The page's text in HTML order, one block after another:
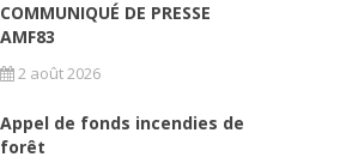
COMMUNIQUÉ DE PRESSE
AMF83
2 août 2026
Appel de fonds incendies de
forêt